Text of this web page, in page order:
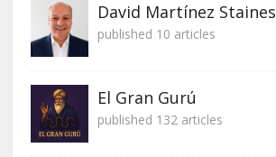
David Martínez Staines
published 10 articles
El Gran Gurú
published 132 articles